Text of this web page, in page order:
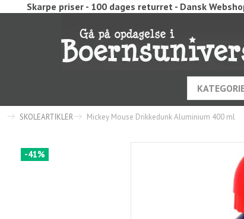
Skarpe priser - 100 dages returret - Dansk
SKOLEARTIKLER Mickey Mouse Drikkedunk Aluminium 400 ml
-41%